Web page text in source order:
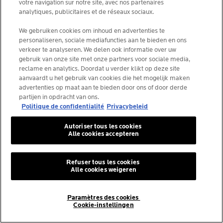
MEER BEKIJKEN
Een voorwaarde = optimale
Als we een enkel geval
ontdekken, gaan we terug
naar het lab voor onderzoek.
MEER BEKIJKEN
Onze producten worden in
dermatologen en
toxicologen ontwikkeld en
bevatten alleen de
noodzakelijke ingrediënten
in de juiste actieve dosering.
GETEST LANGDURIGE
votre navigation sur notre site, avec nos partenaires
analytiques, publicitaires et de réseaux sociaux.
We gebruiken cookies om inhoud en advertenties te
personaliseren, sociale mediafuncties aan te bieden en ons
verkeer te analyseren. We delen ook informatie over uw
gebruik van onze site met onze partners voor sociale media,
reclame en analytics. Doordat u verder klikt op deze site
aanvaardt u het gebruik van cookies die het mogelijk maken
advertenties op maat aan te bieden door ons of door derde
partijen in opdracht van ons.
Politique de confidentialité Privacybeleid
Paramètres des cookies
Cookie-instellingen
Refuser tous les cookies
Alle cookies weigeren
Autoriser tous les cookies
Alle cookies accepteren